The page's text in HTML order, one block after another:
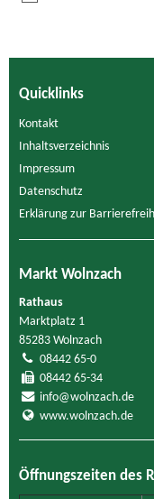
Quicklinks
Kontakt
Inhaltsverzeichnis
Impressum
Datenschutz
Erklärung zur
Markt Wolnzach
Rathaus
Marktplatz 1
85283 Wolnzach
08442 65-0
08442 65-34
info@wolnzach.de
www.wolnzach.de
Öffnungszeiten des